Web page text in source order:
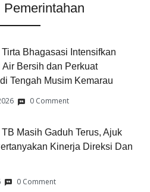
Pemerintahan
Tirta Bhagasasi Intensifkan
Air Bersih dan Perkuat
Tengah Musim Kemarau
0 Comment
Masih Gaduh Terus, Ajuk
Kinerja Direksi Dan
0 Comment